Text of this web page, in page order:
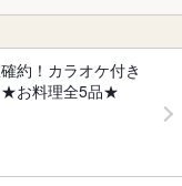
約！カラオケ付き
★お料理全5品★